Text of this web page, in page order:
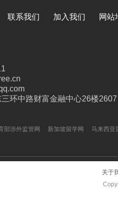
联系我们 加入我们 网站
部涉外监管网 新加坡留学网 马来西亚
环中路财富金融中心26楼2607
关于